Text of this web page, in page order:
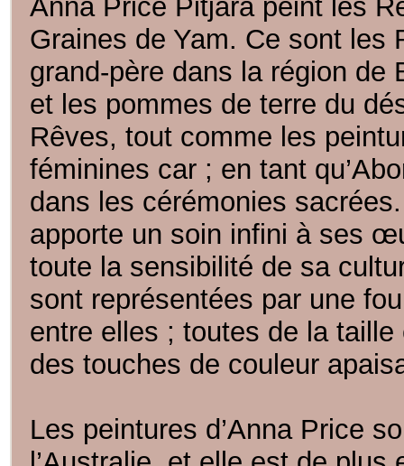
Anna Price Pitjara peint les
Graines de Yam. Ce sont les
grand-père dans la région de
et les pommes de terre du
Rêves, tout comme les
féminines car ; en tant
dans les cérémonies
apporte un soin infini à ses
toute la sensibilité de sa
sont représentées par une
entre elles ; toutes de la
des touches de couleur
Les peintures d’Anna Price